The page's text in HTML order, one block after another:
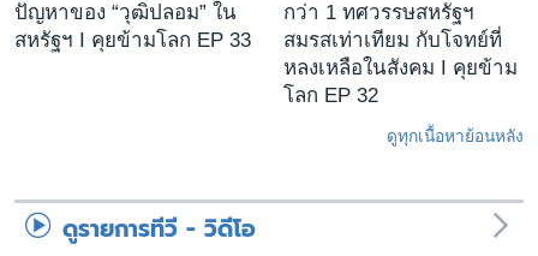
ปัญหาของ “วุฒิปลอม” ใน
สหรัฐฯ I คุยข้ามโลก EP 33
กว่า 1 ทศวรรษสหรัฐฯ
สมรสเท่าเทียม กับโจทย์ที่
หลงเหลือในสังคม I คุยข้าม
โลก EP 32
ดูทุกเนื้อหาย้อนหลัง
ดูรายการทีวี - วิดีโอ